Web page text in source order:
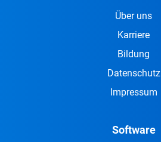
Über uns
Karriere
Bildung
Datenschutz
Impressum
Software